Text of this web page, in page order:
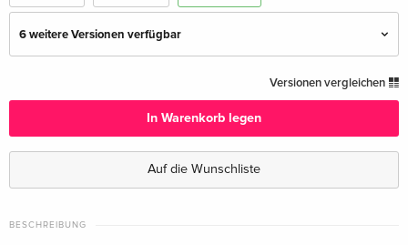
6 weitere Versionen verfügbar
CHF 67.90
Limited Collector's Edition, 3 4K Ultra HDs + 6
Versionen vergleichen
In Warenkorb legen
Auf die Wunschliste
BESCHREIBUNG